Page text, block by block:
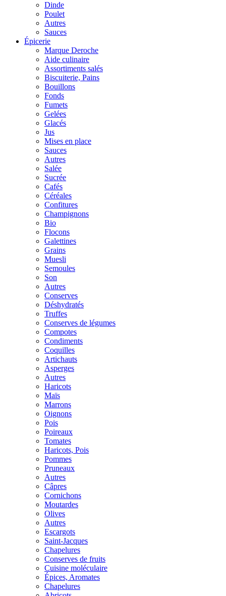
Dinde
Poulet
Autres
Sauces
Épicerie
Marque Deroche
Aide culinaire
Assortiments salés
Biscuiterie, Pains
Bouillons
Fonds
Fumets
Gelées
Glacés
Jus
Mises en place
Sauces
Autres
Salée
Sucrée
Cafés
Céréales
Confitures
Champignons
Bio
Flocons
Galettines
Grains
Muesli
Semoules
Son
Autres
Conserves
Déshydratés
Truffes
Conserves de légumes
Compotes
Condiments
Coquilles
Artichauts
Asperges
Autres
Haricots
Maïs
Marrons
Oignons
Pois
Poireaux
Tomates
Haricots, Pois
Pommes
Pruneaux
Autres
Câpres
Cornichons
Moutardes
Olives
Autres
Escargots
Saint-Jacques
Chapelures
Conserves de fruits
Cuisine moléculaire
Épices, Aromates
Chapelures